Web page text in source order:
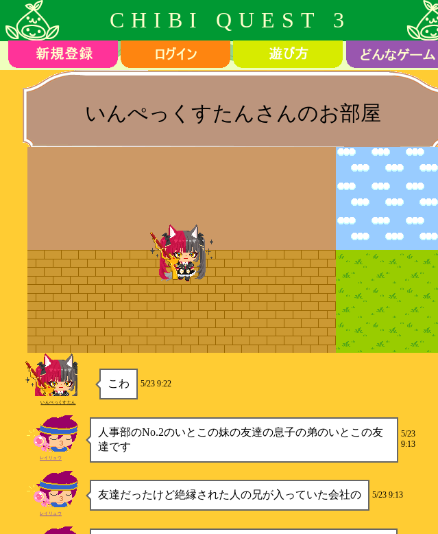
CHIBI QUEST 3
いんぺっくすたんさんのお部屋
こわ 5/23 9:22
いんぺっくすたん
人事部のNo.2のいとこの妹の友達の息子の弟のいとこの友
達です
5/23
9:13
レイリュウ
友達だったけど絶縁された人の兄が入っていた会社の 5/23 9:13
レイリュウ